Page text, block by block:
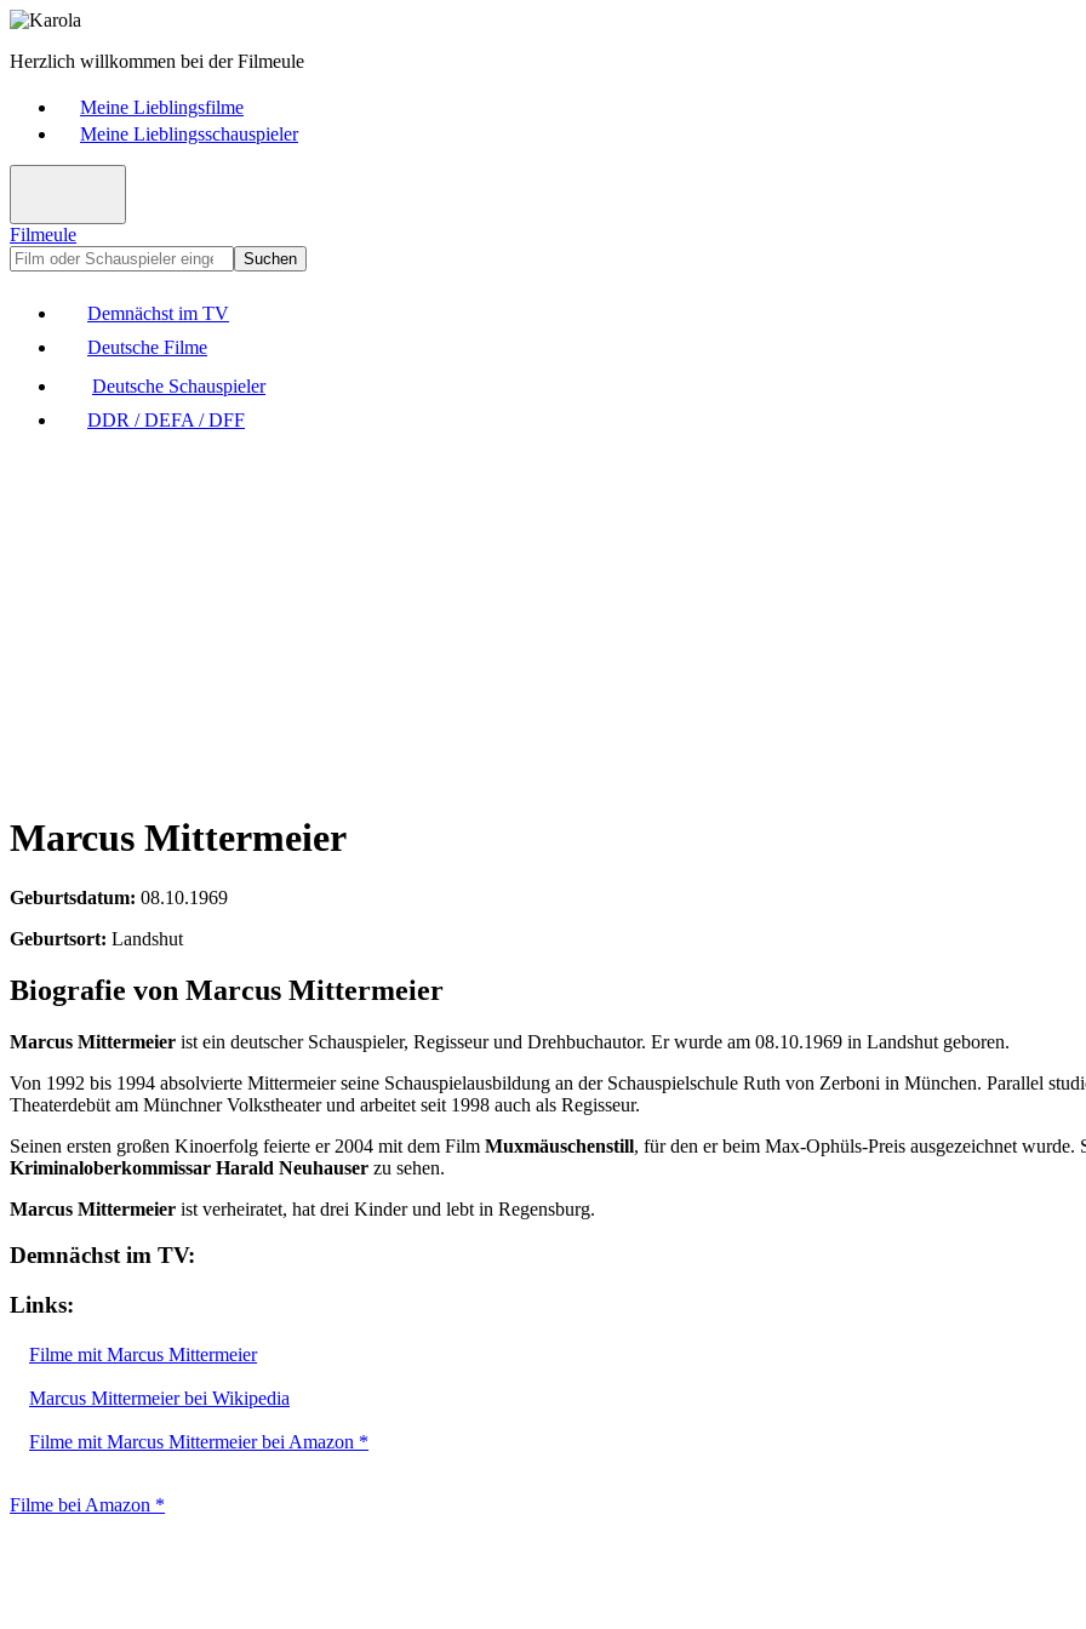
Herzlich willkommen bei der Filmeule
Meine Lieblingsfilme
Meine Lieblingsschauspieler
Filmeule
Suchen
Demnächst im TV
Deutsche Filme
Deutsche Schauspieler
DDR / DEFA / DFF
Marcus Mittermeier
Geburtsdatum: 08.10.1969
Geburtsort: Landshut
Biografie von Marcus Mittermeier
Marcus Mittermeier ist ein deutscher Schauspieler, Regisseur und Drehbuchautor. Er wurde am 08.10.1969 in Landshut geboren.
Von 1992 bis 1994 absolvierte Mittermeier seine Schauspielausbildung an der Schauspielschule Ruth von Zerboni in München. Parallel
Theaterdebüt am Münchner Volkstheater und arbeitet seit 1998 auch als Regisseur.
Seinen ersten großen Kinoerfolg feierte er 2004 mit dem Film Muxmäuschenstill, für den er beim Max-Ophüls-Preis ausgezeichnet
Kriminaloberkommissar Harald Neuhauser zu sehen.
Marcus Mittermeier ist verheiratet, hat drei Kinder und lebt in Regensburg.
Demnächst im TV:
Links:
Filme mit Marcus Mittermeier
Marcus Mittermeier bei Wikipedia
Filme mit Marcus Mittermeier bei Amazon *
Filme bei Amazon *